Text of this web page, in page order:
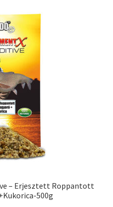
– Erjesztett Roppantott
500g